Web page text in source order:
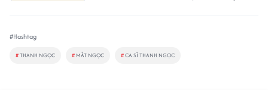
#Hashtag
#THANH NGỌC # MẮT NGỌC #CA SĨ THANH NGỌC